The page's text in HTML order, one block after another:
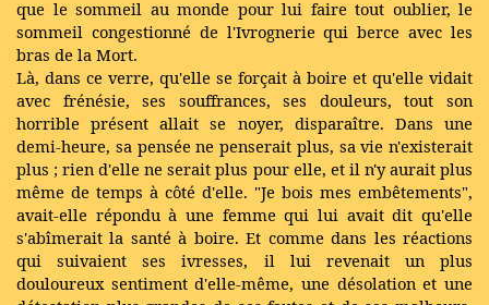
que le sommeil au monde pour lui faire tout oublier, le
sommeil congestionné de l'Ivrognerie qui berce avec les
bras de la Mort.
Là, dans ce verre, qu'elle se forçait à boire et qu'elle vidait
avec frénésie, ses souffrances, ses douleurs, tout son
horrible présent allait se noyer, disparaître. Dans une
demi-heure, sa pensée ne penserait plus, sa vie n'existerait
plus ; rien d'elle ne serait plus pour elle, et il n'y aurait plus
même de temps à côté d'elle. "Je bois mes embêtements",
avait-elle répondu à une femme qui lui avait dit qu'elle
s'abîmerait la santé à boire. Et comme dans les réactions
qui suivaient ses ivresses, il lui revenait un plus
douloureux sentiment d'elle-même, une désolation et une